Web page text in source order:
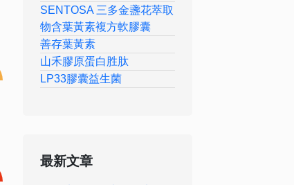
SENTOSA 三多金盞花萃取
物含葉黃素複方軟膠囊
善存葉黃素
山禾膠原蛋白胜肽
LP33膠囊益生菌
最新文章